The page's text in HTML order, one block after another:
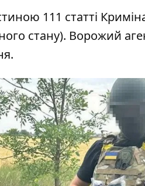
111 статті
стану). Ворожий